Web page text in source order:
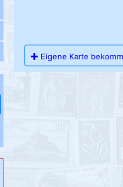
Eigene Karte